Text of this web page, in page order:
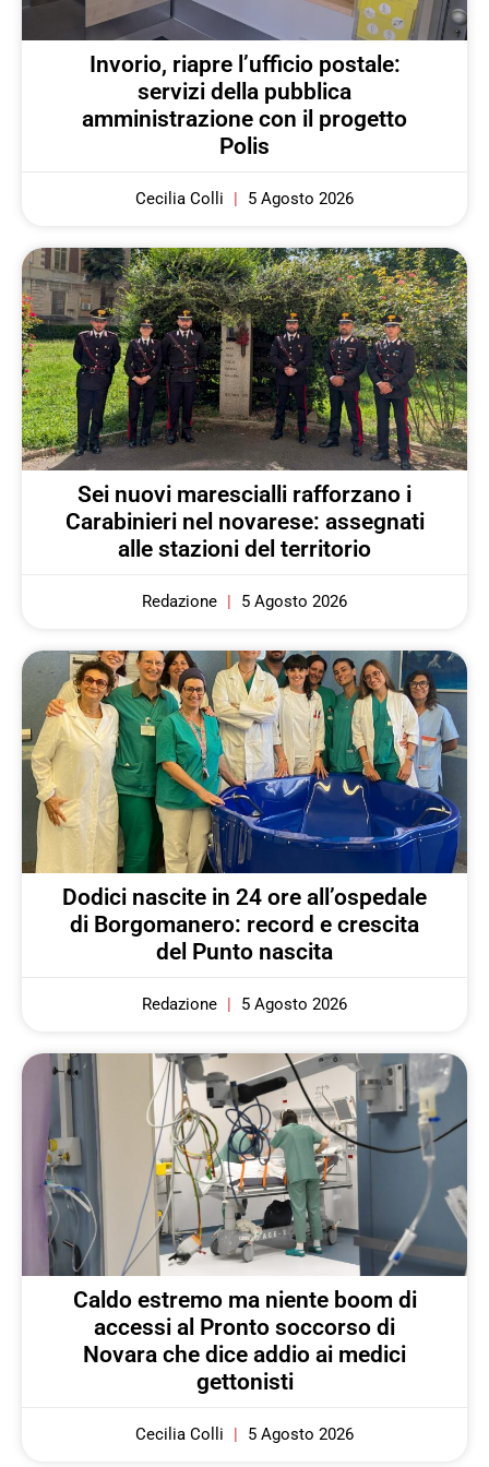
Invorio, riapre l’ufficio postale:
servizi della pubblica
amministrazione con il progetto
Polis
Cecilia Colli 5 Agosto 2026
Sei nuovi marescialli rafforzano i
Carabinieri nel novarese: assegnati
alle stazioni del territorio
Redazione 5 Agosto 2026
Dodici nascite in 24 ore all’ospedale
di Borgomanero: record e crescita
del Punto nascita
Redazione 5 Agosto 2026
Caldo estremo ma niente boom di
accessi al Pronto soccorso di
Novara che dice addio ai medici
gettonisti
Cecilia Colli 5 Agosto 2026